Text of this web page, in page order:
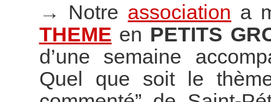
→ Notre association a
THEME en PETITS
d’une semaine
Quel que soit le